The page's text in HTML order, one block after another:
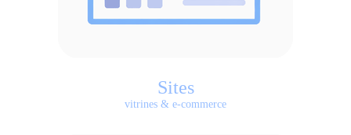
Sites
vitrines & e-commerce